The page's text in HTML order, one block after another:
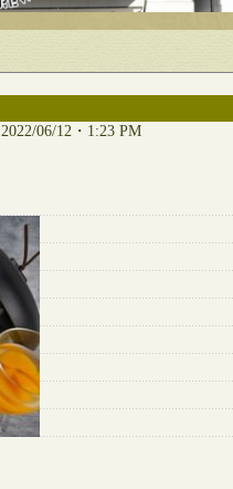
2022/06/12・1:23 PM